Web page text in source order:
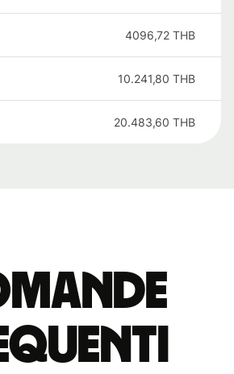
4096,72 THB
10.241,80 THB
20.483,60 THB